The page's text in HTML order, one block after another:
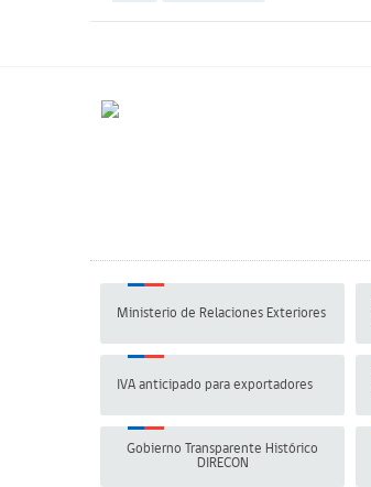
Ministerio de Relaciones Exteriores
IVA anticipado para exportadores
Gobierno Transparente Histórico
DIRECON